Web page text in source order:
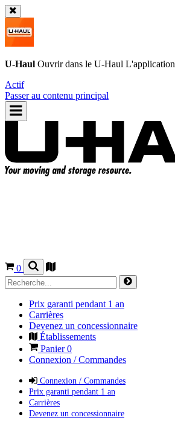
U-Haul Ouvrir dans le U-Haul L'application
Actif
Passer au contenu principal
0
Prix garanti pendant 1 an
Carrières
Devenez un concessionnaire
Établissements
Panier0
Connexion / Commandes
Connexion / Commandes
Prix garanti pendant 1 an
Carrières
Devenez un concessionnaire